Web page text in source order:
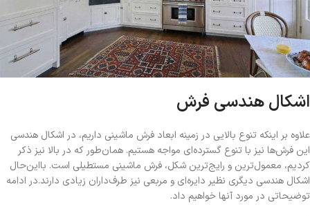
اشکال هندسی فرش
علاوه بر اینکه تنوع بالایی در زمینه ابعاد فرش ماشینی داریم، در اشکال هندسی
این فرش‌ها نیز با تنوع گسترده‌ای مواجه هستیم. همان‌طور که در بالا نیز ذکر
کردیم، معمول‌ترین و رایج‌ترین شکل، فرش ماشینی مستطیلی است. بااین‌حال
اشکال هندسی دیگری نظیر دایره‌ای و مربعی نیز طرف‌داران زیادی دارند.در ادامه
توضیحاتی در مورد آنها خواهیم داد.